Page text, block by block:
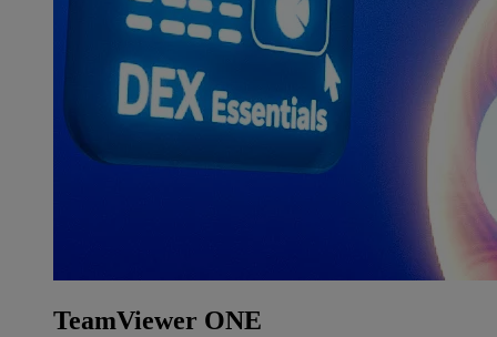
TeamViewer ONE